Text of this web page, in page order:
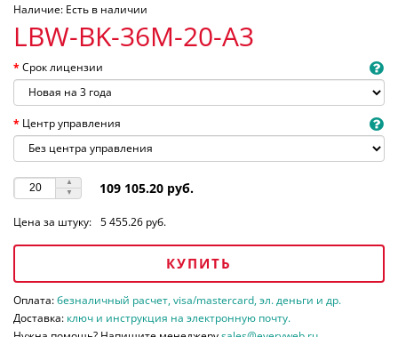
Наличие: Есть в наличии
LBW-BK-36M-20-A3
Срок лицензии
Центр управления
109 105.20 руб.
Цена за штуку: 5 455.26 руб.
КУПИТЬ
Оплата:безналичный расчет, visa/mastercard, эл. деньги и др.
Доставка: ключ и инструкция на электронную почту.